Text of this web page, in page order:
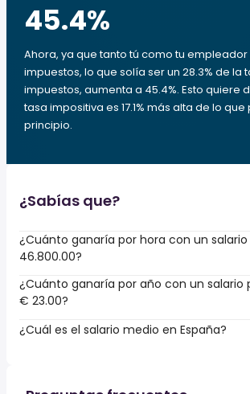
45.4%
Ahora, ya que tanto tú como tu
impuestos, lo que solía ser un 28.3% de la
impuestos, aumenta a 45.4%. Esto quiere
tasa impositiva es 17.1% más alta de lo
principio.
¿Sabías que?
¿Cuánto ganaría por hora con un
46.800.00?
¿Cuánto ganaría por año con un salario
€ 23.00?
¿Cuál es el salario medio en España?